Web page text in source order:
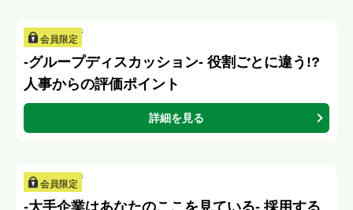
会員限定
-グループディスカッション- 役割ごとに違う!?
人事からの評価ポイント
詳細を見る
会員限定
-大手企業はあなたのここを見ている- 採用する